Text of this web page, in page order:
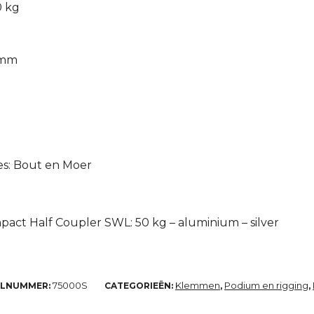
kg
Bout en Moer
Half Coupler SWL: 50 kg – aluminium – silver
75000S CATEGORIEËN: Klemmen, Podium en rigging,